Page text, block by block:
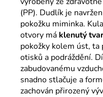
(PP). Dudlík je
pokožku miminka.
otvory má klenutý tvar
pokožky kolem úst, ta
otisků a podráždění.
zabudovanému
snadno stlačuje a
zachován přirozený